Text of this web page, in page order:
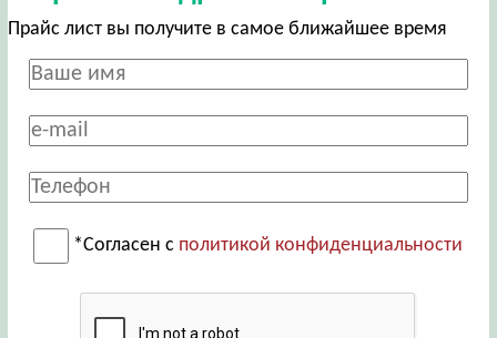
Прайс лист вы получите в самое ближайшее время
*Согласен с политикой конфиденциальности